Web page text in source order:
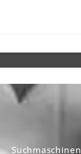
Suchmaschinen